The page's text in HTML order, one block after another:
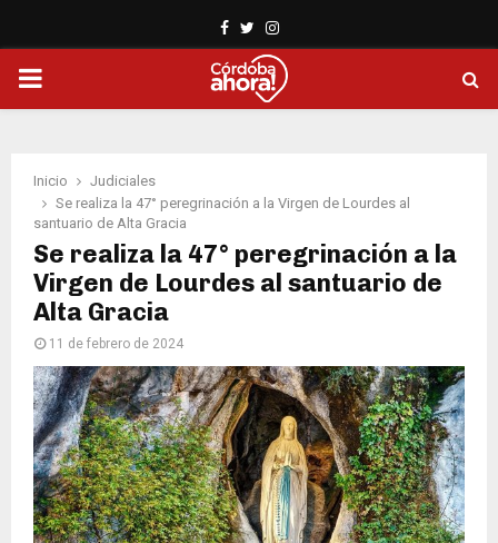
Facebook
TwitterInstagram
PRIMARY
Inicio
Judiciales
Se realiza la 47° peregrinación a la Virgen de Lourdes al
santuario de Alta Gracia
Se realiza la 47° peregrinación a la
Virgen de Lourdes al santuario de
Alta Gracia
11 de febrero de 2024